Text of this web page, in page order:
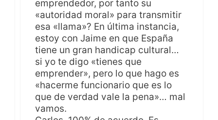
emprendedor, por tanto su
«autoridad moral» para transmitir
esa «llama»? En última instancia,
estoy con Jaime en que España
tiene un gran handicap cultural…
si yo te digo «tienes que
emprender», pero lo que hago es
«hacerme funcionario que es lo
que de verdad vale la pena»… mal
vamos.